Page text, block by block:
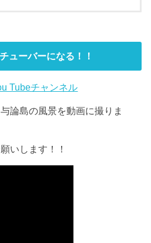
ューバーになる！！
Tubeチャンネル
論島の風景を動画に撮りま
いします！！